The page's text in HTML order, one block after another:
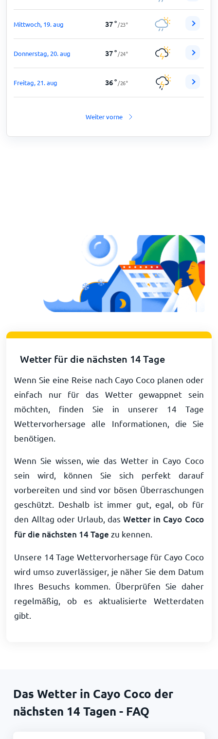
Mittwoch, 19. aug 37° /23°
Donnerstag, 20. aug 37° /24°
Freitag, 21. aug 36° /26°
Weiter vorne
Wetter für die nächsten 14 Tage
Wenn Sie eine Reise nach Cayo Coco planen oder
einfach nur für das Wetter gewappnet sein
möchten, finden Sie in unserer 14 Tage
Wettervorhersage alle Informationen, die Sie
benötigen.
Wenn Sie wissen, wie das Wetter in Cayo Coco
sein wird, können Sie sich perfekt darauf
vorbereiten und sind vor bösen Überraschungen
geschützt. Deshalb ist immer gut, egal, ob für
den Alltag oder Urlaub, dasWetter in Cayo Coco
für die nächsten 14 Tage zu kennen.
Unsere 14 Tage Wettervorhersage für Cayo Coco
wird umso zuverlässiger, je näher Sie dem Datum
Ihres Besuchs kommen. Überprüfen Sie daher
regelmäßig, ob es aktualisierte Wetterdaten
gibt.
Das Wetter in Cayo Coco der
nächsten 14 Tagen - FAQ